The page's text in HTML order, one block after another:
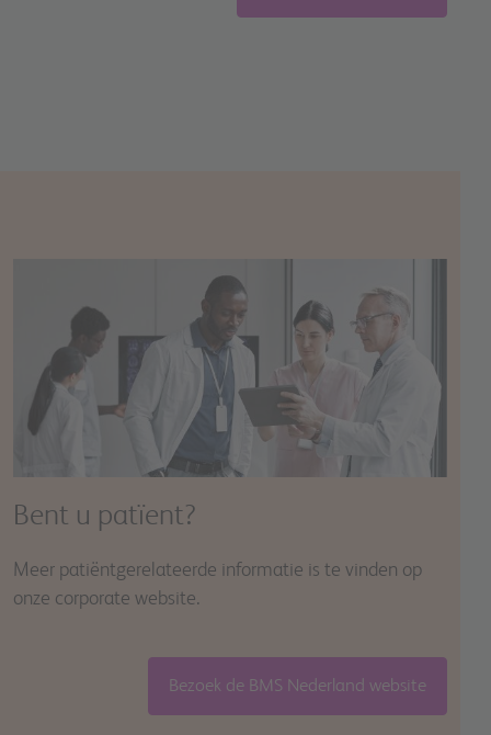
Bent u patïent?
Meer patiëntgerelateerde informatie is te vinden op
onze corporate website.
Bezoek de BMS Nederland website